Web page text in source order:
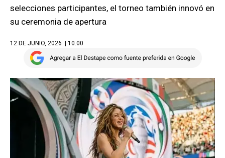
selecciones participantes, el torneo también innovó en
su ceremonia de apertura
12 DE JUNIO, 2026 | 10.00